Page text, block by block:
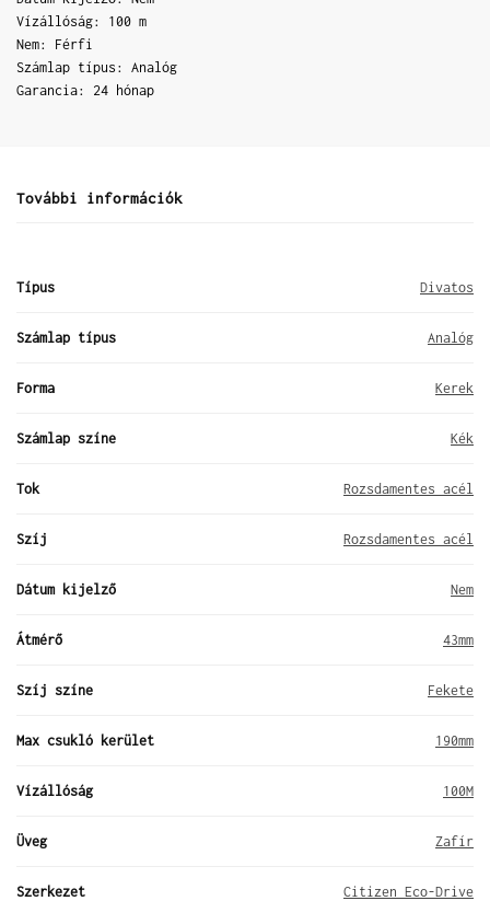
Vízállóság: 100 m
Nem: Férfi
Számlap típus: Analóg
Garancia: 24 hónap
További információk
Típus Divatos
Számlap típus Analóg
Forma Kerek
Számlap színe Kék
Tok Rozsdamentes acél
Szíj Rozsdamentes acél
Dátum kijelző Nem
Átmérő 43mm
Szíj színe Fekete
Max csukló kerület 190mm
Vízállóság 100M
Üveg Zafír
Szerkezet Citizen Eco-Drive